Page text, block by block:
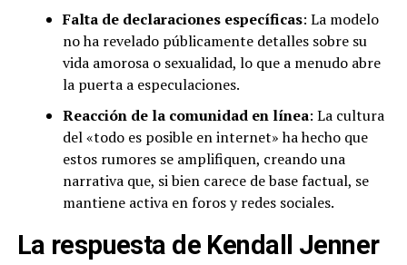
Falta de declaraciones específicas: La modelo
no ha revelado públicamente detalles sobre su
vida amorosa o sexualidad, lo que a menudo abre
la puerta a especulaciones.
Reacción de la comunidad en línea: La cultura
del «todo es posible en internet» ha hecho que
estos rumores se amplifiquen, creando una
narrativa que, si bien carece de base factual, se
mantiene activa en foros y redes sociales.
La respuesta de Kendall Jenner